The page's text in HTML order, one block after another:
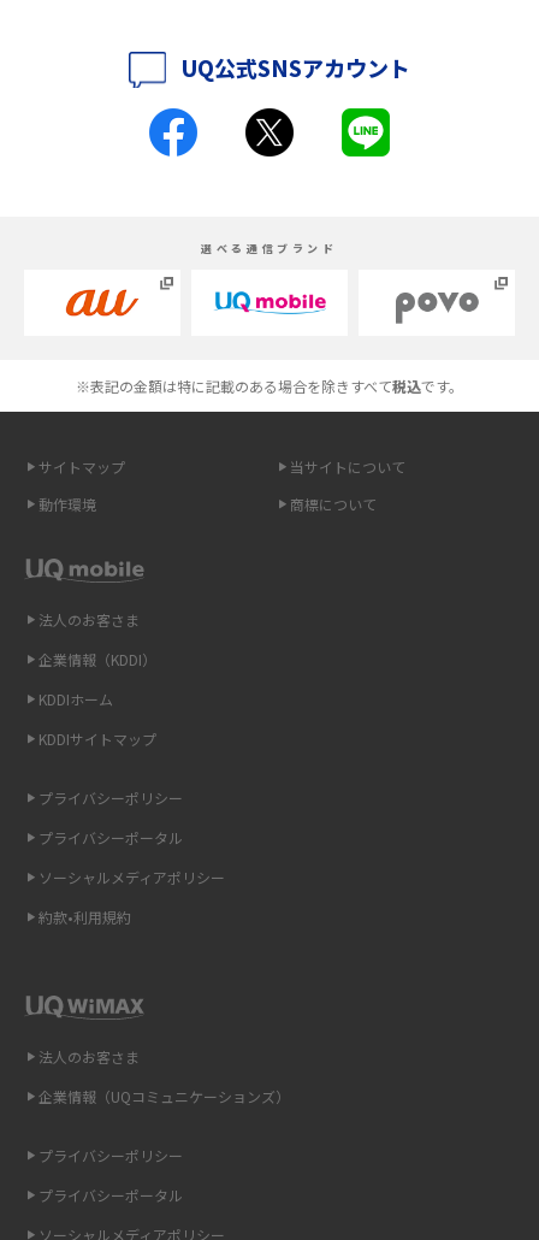
iPhone 16とiPhone 15の違いは？カメラ・スペック・機能を徹底比較
iPhoneの機種変更のやり方は？事前準備・手順やデータ移行方法をわかり
Androidスマホとは？特徴やメリット・デメリット、おススメ機種を紹介
高校生にスマホ制限は必要？所持率やメリット・デメリットを詳しく紹介
トを解説
スマホや携帯端末の通信速度制限とは？回避のコツや解除のタイミング・
LINEの通知がこない時の原因と対処法9選！設定の確認手順も解説
スマホのウィジェットとは？iPhone・Androidの設定方法やおススメを紹
リプライ機能とは？LINE、X（旧Twitter）、Instagram、TikTokで送る方法
インスタのDMの送り方は？便利機能の使い方や注意点をわかりやすく解説
Bluetooth®とは？Wi-Fiとの違いやスマホ・PCとの接続方法を解説
紹介
方法を詳しく解説
UQ公式SNSアカウント
選べる通信ブランド
※表記の金額は特に記載のある場合を除きすべて税込です。
サイトマップ
当サイトについて
動作環境
商標について
法人のお客さま
企業情報（KDDI）
KDDIホーム
KDDIサイトマップ
プライバシーポリシー
プライバシーポータル
ソーシャルメディアポリシー
約款•利用規約
法人のお客さま
企業情報（UQコミュニケーションズ）
プライバシーポリシー
プライバシーポータル
ソーシャルメディアポリシー